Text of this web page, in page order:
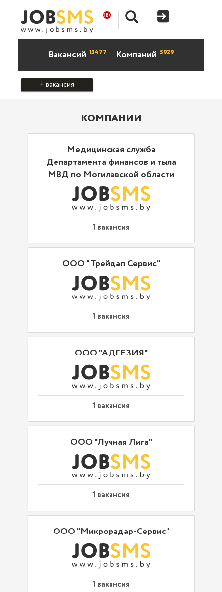
Вакансий 13477 Компаний 5929
+ вакансия
КОМПАНИИ
Медицинская служба
Департамента финансов и тыла
МВД по Могилевской области
1 вакансия
ООО "Трейдап Сервис"
1 вакансия
ООО "АДГЕЗИЯ"
1 вакансия
ООО "Лучная Лига"
1 вакансия
ООО "Микрорадар-Сервис"
1 вакансия